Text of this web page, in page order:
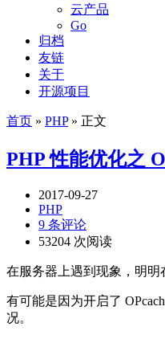
云产品
Go
归档
友链
关于
开源项目
首页 » PHP» 正文
PHP 性能优化之
2017-09-27
PHP
9 条评论
53204 次阅读
在服务器上遇到现象，明明
有可能是因为开启了
况。